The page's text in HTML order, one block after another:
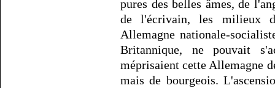
pures des belles âmes, de
de l'écrivain, les milieux
Allemagne nationale-
Britannique, ne pouvait
méprisaient cette Allemagne
mais de bourgeois.